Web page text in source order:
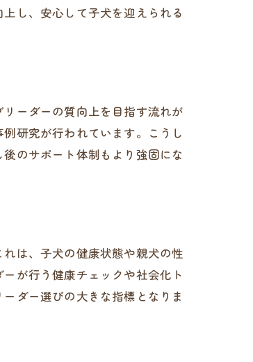
し、安心して子犬を迎えられる
ーダーの質向上を目指す流れが
研究が行われています。こうし
のサポート体制もより強固にな
は、子犬の健康状態や親犬の性
が行う健康チェックや社会化ト
ダー選びの大きな指標となりま